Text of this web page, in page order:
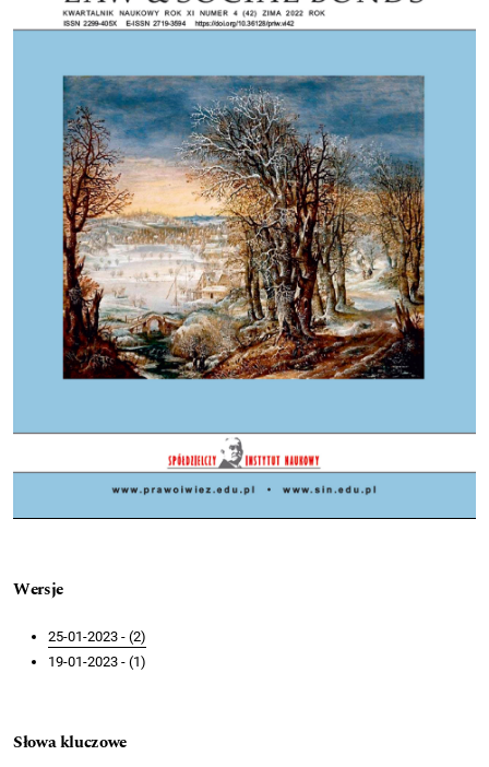
Wersje
25-01-2023 - (2)
19-01-2023 - (1)
Słowa kluczowe